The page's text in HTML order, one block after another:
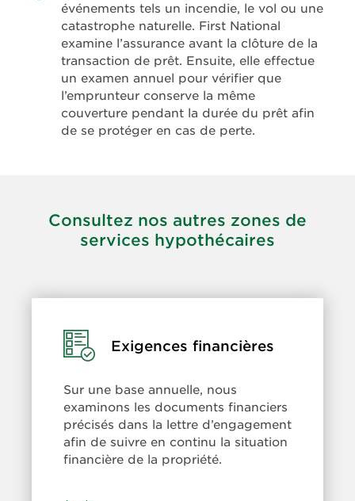
événements tels un incendie, le vol ou une
catastrophe naturelle. First National
examine l’assurance avant la clôture de la
transaction de prêt. Ensuite, elle effectue
un examen annuel pour vérifier que
l’emprunteur conserve la même
couverture pendant la durée du prêt afin
de se protéger en cas de perte.
Consultez nos autres zones de
services hypothécaires
Exigences financières
Sur une base annuelle, nous
examinons les documents financiers
précisés dans la lettre d’engagement
afin de suivre en continu la situation
financière de la propriété.
Learn
more:
financières